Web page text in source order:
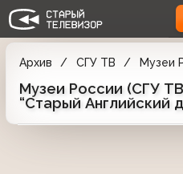
Архив СГУ ТВ Музеи
Музеи России (СГУ
“Старый Английский